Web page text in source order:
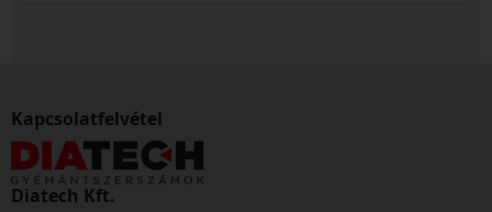
Kapcsolatfelvétel
Diatech Kft.